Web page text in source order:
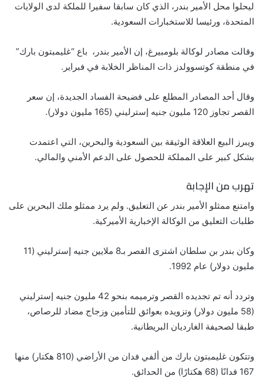
ليحلوا محل الأمير بندر، الذي كان سابقا سفيرا للملكة لدى الولايات
المتحدة، ورئيسا للاستخبارات السعودية.
وقالت مصادر لوكالة بلومبيرغ، إن الأمير بندر، باع “غليمبتون بارك”
في منطقة كوتسوولدز ذات المناظر الخلابة في فبراير.
وقال أحد المصادر المطلع على فضيحة الفساد الجديدة، إن سعر
القصر تجاوز 120 مليون جنيه إسترليني (165 مليون دولار).
ويبرز البيع العلاقة الوثيقة بين السعودية والبحرين، التي اعتمدت
بشكل كبير على المملكة للحصول على الدعم الأمني والمالي.
تهرب من الإجابة
وامتنع ممثلو الأمير بندر عن التعليق. ولم يرد ممثلو ملك البحرين على
طلبات التعليق من الوكالة الإخبارية الأميركية.
وكان بندر بن سلطان اشترى القصر بـ8 ملايين جنيه إسترليني (11
مليون دولار) عام 1992.
وتردد أنه تم تجديده القصر وترميمه بنحو 42 مليون جنيه إسترليني
(58 مليون دولار) وتزويده بعوائق للتأمين وزجاج مضاد للرصاص،
طبقا لصحيفة الغارديان البريطانية.
وتتكون غليمبتون بارك من ألفي فدان من الأراضي (810 هكتار) منها
167 فدانًا (68 هكتارًا) من الحدائق.